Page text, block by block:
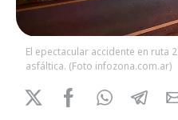
El epectacular accidente en ruta
asfáltica. (Foto infozona.com.ar)